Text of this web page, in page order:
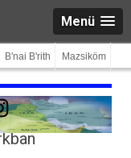
Menü
B'nai B'rith Mazsiköm